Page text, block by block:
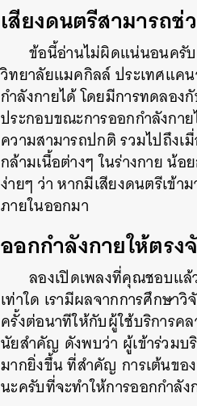
เสียงดนตรีสามารถช่
ข้อนี้อ่านไม่ผิดแน่นอนครั
วิทยาลัยแมคกิลล์ ประเทศแคน
กำลังกายได้ โดยมีการทดลอ
ประกอบขณะการออกกำลังกา
ความสามารถปกติ รวมไปถึงเ
กล้ามเนื้อต่างๆ ในร่างกาย น้
ง่ายๆ ว่า หากมีเสียงดนตรีเข้า
ภายในออกมา
ออกกำลังกายให้ตรง
ลองเปิดเพลงที่คุณชอบแ
เท่าใด เรามีผลจากการศึกษา
ครั้งต่อนาทีให้กับผู้ใช้บริการค
นัยสำคัญ ดังพบว่า ผู้เข้าร่วมบ
มากยิ่งขึ้น ที่สำคัญ การเต้นข
นะครับที่จะทำให้การออกกำลั